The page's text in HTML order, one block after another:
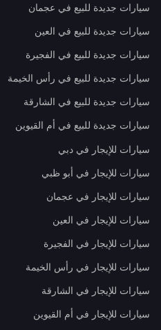
سيارات جديدة للبيع في عجمان
سيارات جديدة للبيع في العين
سيارات جديدة للبيع في الفجيرة
سيارات جديدة للبيع في رأس الخيمة
سيارات جديدة للبيع في الشارقة
سيارات جديدة للبيع في أم القيوين
سيارات للإيجار في دبي
سيارات للإيجار في أبو ظبي
سيارات للإيجار في عجمان
سيارات للإيجار في العين
سيارات للإيجار في الفجيرة
سيارات للإيجار في رأس الخيمة
سيارات للإيجار في الشارقة
سيارات للإيجار في أم القيوين